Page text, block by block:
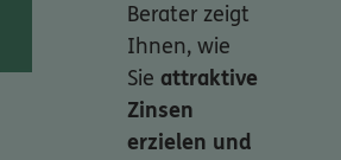
Berater zeigt
Ihnen, wie
Sie attraktive
Zinsen
erzielen und